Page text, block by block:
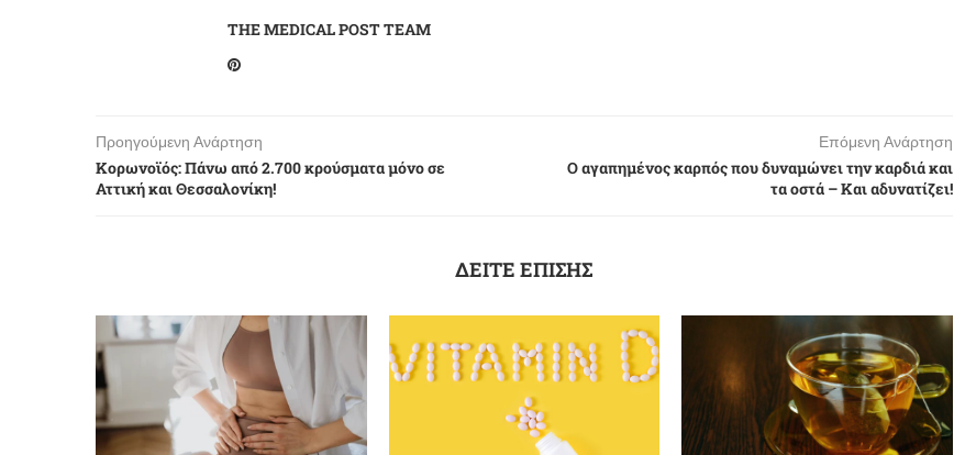
THE MEDICAL POST TEAM
Προηγούμενη Ανάρτηση
Κορωνοϊός: Πάνω από 2.700 κρούσματα μόνο σε
Αττική και Θεσσαλονίκη!
Επόμενη Ανάρτηση
Ο αγαπημένος καρπός που δυναμώνει την καρδιά και
τα οστά – Και αδυνατίζει!
ΔΕΙΤΕ ΕΠΙΣΗΣ